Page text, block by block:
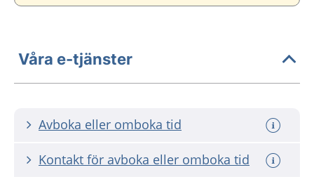
Våra e-tjänster
Avboka eller omboka tid
Kontakt för avboka eller omboka tid